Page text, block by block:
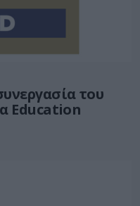
του
Education